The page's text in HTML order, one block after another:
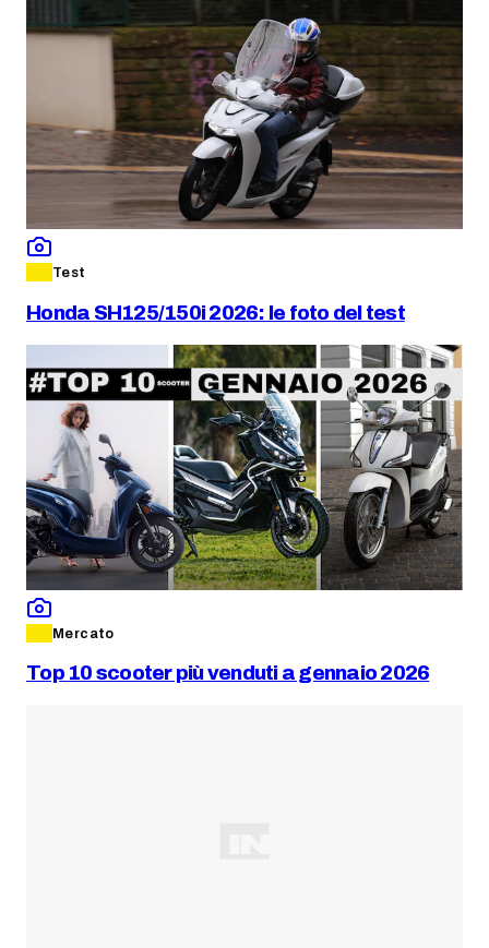
Test
Honda SH125/150i 2026: le foto del test
Mercato
Top 10 scooter più venduti a gennaio 2026